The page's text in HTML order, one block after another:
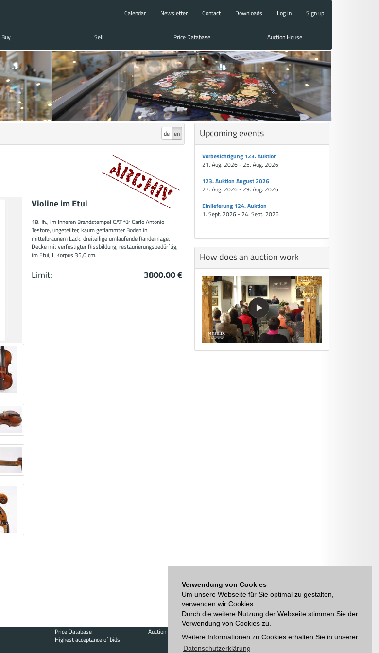
Verwendung von Cookies
Um unsere Webseite für Sie optimal zu gestalten,
verwenden wir Cookies.
Durch die weitere Nutzung der Webseite stimmen Sie der
Verwendung von Cookies zu.
Weitere Informationen zu Cookies erhalten Sie in unserer
Datenschutzerklärung
Calendar Newsletter Contact Downloads Log in Sign up
Buy Sell Price Database Auction House
de en
Violine im Etui
18. Jh., im Inneren Brandstempel CAT für Carlo Antonio
Testore, ungeteilter, kaum geflammter Boden in
mittelbraunem Lack, dreiteilige umlaufende Randeinlage,
Decke mit verfestigter Rissbildung, restaurierungsbedürftig,
im Etui, L Korpus 35,0 cm.
Limit: 3800.00 €
Upcoming events
Vorbesichtigung 123. Auktion
21. Aug. 2026 - 25. Aug. 2026
123. Auktion August 2026
27. Aug. 2026 - 29. Aug. 2026
Einlieferung 124. Auktion
1. Sept. 2026 - 24. Sept. 2026
How does an auction work
Price Database
Highest acceptance of bids
Auction house
Sign up
Newsletter